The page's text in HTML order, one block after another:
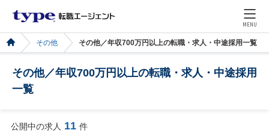
MENU
その他 その他／年収700万円以上の転職・求人・中途採用一覧
その他／年収700万円以上の転職・求人・中途採用
一覧
公開中の求人 11 件